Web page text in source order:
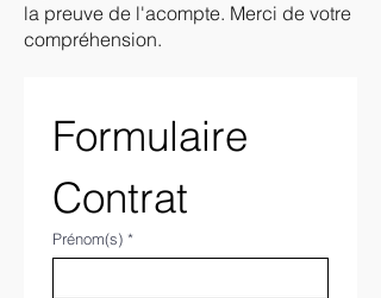
la preuve de l'acompte. Merci de votre
compréhension.
Formulaire
Contrat
Prénom(s) *